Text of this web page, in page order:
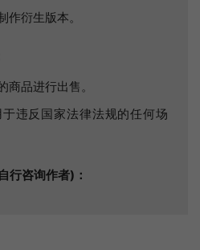
作衍生版本。
商品进行出售。
违反国家法律法规的任何场
行咨询作者)：